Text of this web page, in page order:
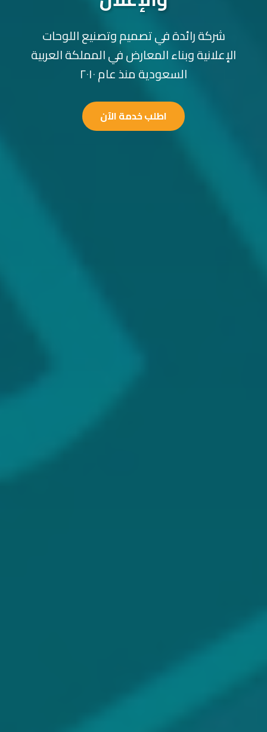
شركة رائدة في تصميم وتصنيع اللوحات
الإعلانية وبناء المعارض في المملكة العربية
السعودية منذ عام ٢٠١٠
اطلب خدمة الآن